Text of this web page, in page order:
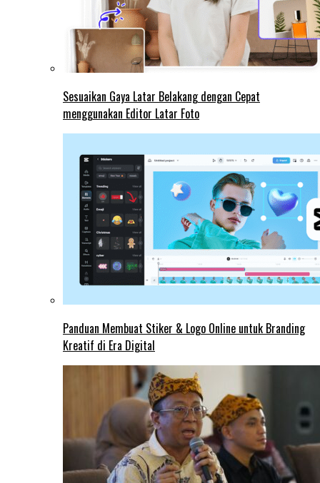
Sesuaikan Gaya Latar Belakang dengan Cepat
menggunakan Editor Latar Foto
Panduan Membuat Stiker & Logo Online untuk Branding
Kreatif di Era Digital